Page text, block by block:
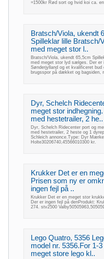
=1500kr Rød sort og hvid koi ca.
Bratsch/Viola, ukendt
Spilleklar lille Bratsch/
med meget stor l..
Bratsch/Viola, ukendt 65,5cm
med meget stor lyd sælges. Der
Sønderjylland og et kvalificeret
brugsspor på dækket og bagsiden,
Dyr, Schelch
meget stor
med hestetrailer, 2 he..
Dyr, Schelch Ridecenter port og
med hestetrailer, 2 heste og 1
Schleich annonce.Type: Dyr
Holte30206740,45566010300 kr.
Krukker Det er en
Prisen som ny er
ingen fejl på ..
Krukker Det er en meget stor
Der er ingen fejl på denProdukt:
274. stv2500
Lego Quatro, 5356
model nr. 5356.For 1-
meget store lego kl..